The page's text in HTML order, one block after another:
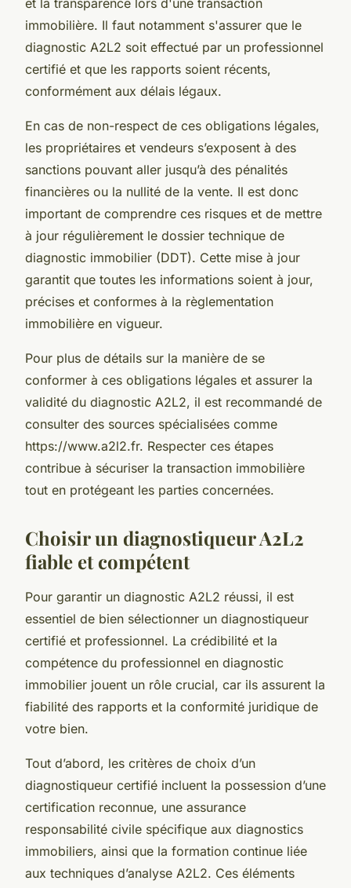
immobilière. Il faut notamment s'assurer que le
diagnostic A2L2 soit effectué par un professionnel
certifié et que les rapports soient récents,
conformément aux délais légaux.
En cas de non-respect de ces obligations légales,
les propriétaires et vendeurs s’exposent à des
sanctions pouvant aller jusqu’à des pénalités
financières ou la nullité de la vente. Il est donc
important de comprendre ces risques et de mettre
à jour régulièrement le dossier technique de
diagnostic immobilier (DDT). Cette mise à jour
garantit que toutes les informations soient à jour,
précises et conformes à la règlementation
immobilière en vigueur.
Pour plus de détails sur la manière de se
conformer à ces obligations légales et assurer la
validité du diagnostic A2L2, il est recommandé de
consulter des sources spécialisées comme
https://www.a2l2.fr. Respecter ces étapes
contribue à sécuriser la transaction immobilière
tout en protégeant les parties concernées.
Choisir un diagnostiqueur A2L2
fiable et compétent
Pour garantir un diagnostic A2L2 réussi, il est
essentiel de bien sélectionner un diagnostiqueur
certifié et professionnel. La crédibilité et la
compétence du professionnel en diagnostic
immobilier jouent un rôle crucial, car ils assurent la
fiabilité des rapports et la conformité juridique de
votre bien.
Tout d’abord, les critères de choix d’un
diagnostiqueur certifié incluent la possession d’une
certification reconnue, une assurance
responsabilité civile spécifique aux diagnostics
immobiliers, ainsi que la formation continue liée
aux techniques d’analyse A2L2. Ces éléments